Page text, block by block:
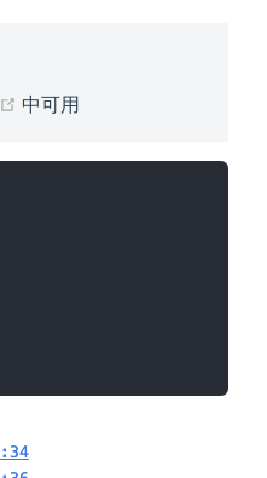
(opens new window)
中可用